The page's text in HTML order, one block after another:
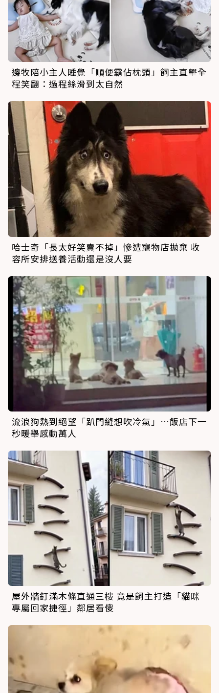
邊牧陪小主人睡覺「順便霸佔枕頭」飼主直擊全
程笑翻：過程絲滑到太自然
哈士奇「長太好笑賣不掉」慘遭寵物店拋棄 收
容所安排送養活動還是沒人要
流浪狗熱到絕望「趴門縫想吹冷氣」…飯店下一
秒暖舉感動萬人
屋外牆釘滿木條直通三樓 竟是飼主打造「貓咪
專屬回家捷徑」鄰居看傻